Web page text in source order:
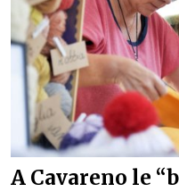
A Cavareno le